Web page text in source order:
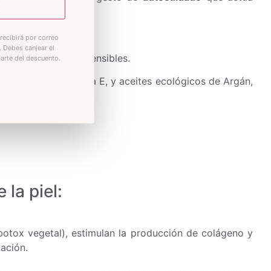
profundamente.
para pieles sensibles.
y Vitamina E, y aceites ecológicos de Argán,
la piel:
vegetal), estimulan la producción de colágeno y
por correo
canjear el
del descuento.